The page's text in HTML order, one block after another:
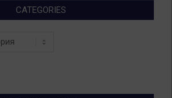
CATEGORIES